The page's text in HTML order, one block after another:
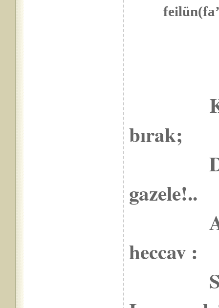
Küfrü
bırak;
gazele!..
Aynı
heccav :